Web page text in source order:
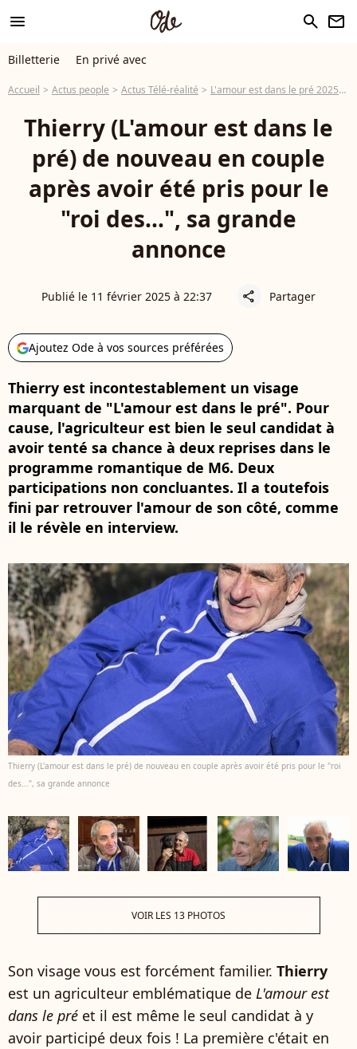
menu search newsletter
Billetterie En privé avec
Accueil Actus people Actus Télé-réalité L'amour est dans le pré 2025
Thierry (L'amour est dans le
pré) de nouveau en couple
après avoir été pris pour le
"roi des...", sa grande
annonce
Publié le 11 février 2025 à 22:37 share Partager
Ajoutez Ode à vos sources préférées
Thierry est incontestablement un visage
marquant de "L'amour est dans le pré". Pour
cause, l'agriculteur est bien le seul candidat à
avoir tenté sa chance à deux reprises dans le
programme romantique de M6. Deux
participations non concluantes. Il a toutefois
fini par retrouver l'amour de son côté, comme
il le révèle en interview.
Thierry (L'amour est dans le pré) de nouveau en couple après avoir été pris pour le "roi
des...", sa grande annonce
VOIR LES 13 PHOTOS
Son visage vous est forcément familier. Thierry
est un agriculteur emblématique de L'amour est
dans le pré et il est même le seul candidat à y
avoir participé deux fois ! La première c'était en